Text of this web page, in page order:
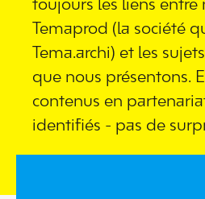
toujours les liens entre
Temaprod (la société
Tema.archi) et les
que nous présentons.
contenus en
identifiés - pas de